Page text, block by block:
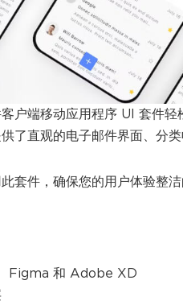
户端移动应用程序 UI 套件
了直观的电子邮件界面、分类
套件，确保您的用户体验整
Figma 和 Adob​​e XD